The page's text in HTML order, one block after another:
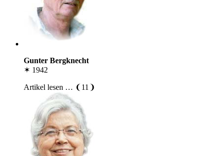
Gunter Bergknecht
✶ 1942
Artikel lesen … ❨11❩